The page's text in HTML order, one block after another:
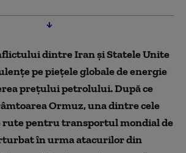
dintre Iran și Statele Unite
pe piețele globale de energie
prețului petrolului. După ce
Ormuz, una dintre cele
pentru transportul mondial de
în urma atacurilor din